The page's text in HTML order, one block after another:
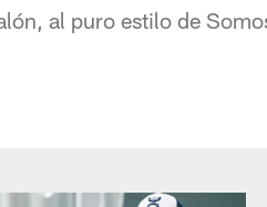
al puro estilo de